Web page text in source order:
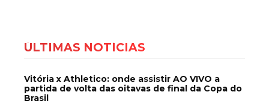
ÚLTIMAS NOTÍCIAS
Vitória x Athletico: onde assistir AO VIVO a
partida de volta das oitavas de final da Copa do
Brasil